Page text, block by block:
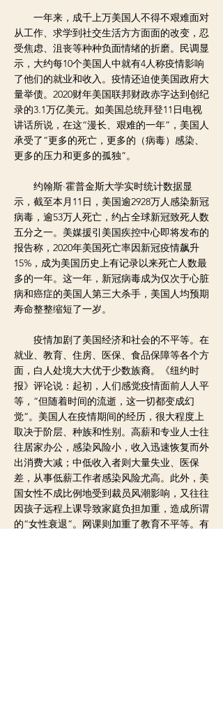
一年来，成千上万美国人不得不艰难面对
从工作、求学到社交生活方方面面的改变，忍
受焦虑、沮丧等种种负面情绪的折磨。民调显
示，大约每10个美国人中就有4人称疫情影响
了他们的就业和收入。疫情还迫使美国政府大
量举债。2020财年美国联邦财政赤字达到创纪
录的3.1万亿美元。如美国总统拜登11日电视
讲话所说，在这“漫长、艰难的一年”，美国人
承受了“更多的死亡，更多的（病毒）感染、
更多的压力和更多的孤独”。
约翰斯·霍普金斯大学实时统计数据显
示，截至本月11日，美国逾2928万人感染新冠
病毒，逾53万人死亡，约占全球新冠致死人数
五分之一。美媒援引美国疾控中心即将发布的
报告称，2020年美国死亡率因新冠疫情飙升
15%，成为美国历史上有记录以来死亡人数最
多的一年。这一年，新冠病毒成为仅次于心脏
病和癌症的美国人第三大杀手，美国人均预期
寿命整整缩短了一岁。
疫情加剧了美国经济和社会的不平等。在
就业、教育、住房、医保、食品保障等各个方
面，白人处境大大优于少数族裔。《纽约时
报》评论说：起初，人们感觉疫情面前人人平
等，“但随着时间的流逝，这一切都变成幻
觉”。美国人在疫情期间的经历，很大程度上
取决于阶层、种族和性别。高薪和专业人士往
往居家办公，感染风险小，收入迅速恢复而外
出消费大减；中低收入者则大量失业、医保
差，从事低薪工作者感染风险尤高。此外，美
国女性不成比例地受到裁员风潮影响，又往往
因孩子远程上课导致家庭负担加重，造成所谓
的“女性衰退”。网课则加重了教育不平等。有